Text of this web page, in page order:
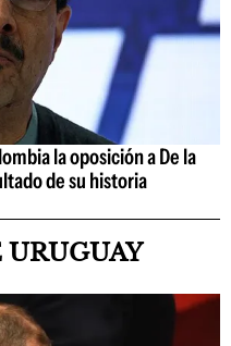
la oposición a De la
de su historia